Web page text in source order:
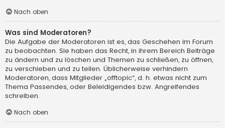
Nach oben
Was sind Moderatoren?
Die Aufgabe der Moderatoren ist es, das Geschehen im Forum
zu beobachten. Sie haben das Recht, in ihrem Bereich Beiträge
zu ändern und zu löschen und Themen zu schließen, zu öffnen,
zu verschieben und zu teilen. Üblicherweise verhindern
Moderatoren, dass Mitglieder „offtopic“, d. h. etwas nicht zum
Thema Passendes, oder Beleidigendes bzw. Angreifendes
schreiben.
Nach oben